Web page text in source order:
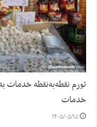
خدمات
۱۴۰۵/۰۵/۱۵